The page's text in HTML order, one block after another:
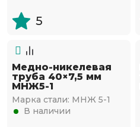
5
Медно-никелевая
труба 40×7,5 мм
МНЖ5-1
Марка стали: МНЖ 5-1
В наличии